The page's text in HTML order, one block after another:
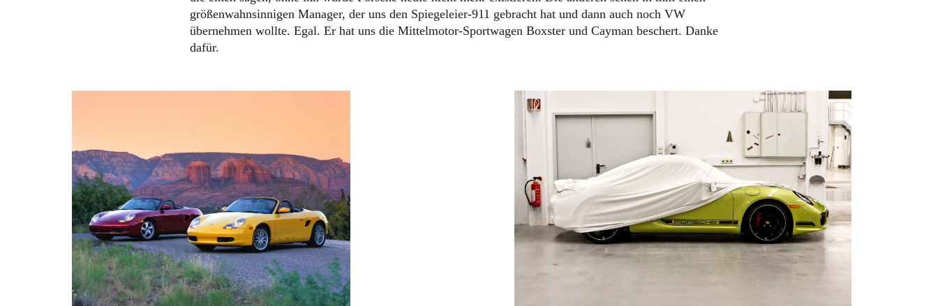
größenwahnsinnigen Manager, der uns den Spiegeleier-911 gebracht hat und dann auch noch VW
übernehmen wollte. Egal. Er hat uns die Mittelmotor-Sportwagen Boxster und Cayman beschert. Danke
dafür.